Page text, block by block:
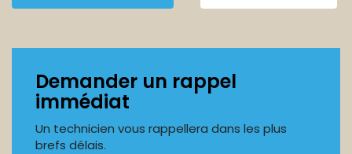
Demander un rappel
immédiat
Un technicien vous rappellera dans les plus
brefs délais.